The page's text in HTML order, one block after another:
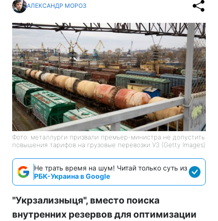
АЛЕКСАНДР МОРОЗ
Фото: металлурги призвали премьер-министра не допустить
повышения тарифов на грузовые перевозки УЗ (Getty Images)
Не трать время на шум! Читай только суть из
РБК-Украина в Google
"Укрзализныця", вместо поиска
внутренних резервов для оптимизации